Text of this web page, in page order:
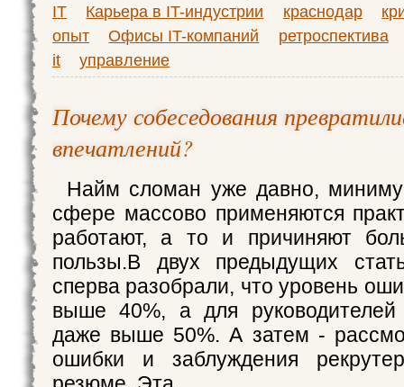
IT
Карьера в IT-индустрии краснодар
опыт
Офисы IT-компаний
ретроспектива
it
управление
Почему собеседования
впечатлений?
Найм сломан уже давно,
сфере массово применяются
работают, а то и причиняют
пользы.В двух предыдущих
сперва разобрали, что уровень
выше 40%, а для
даже выше 50%. А затем -
ошибки и заблуждения